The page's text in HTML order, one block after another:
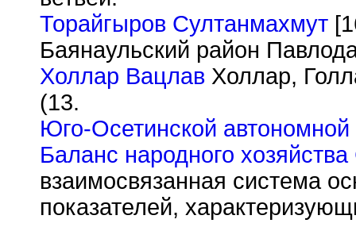
Торайгыров Султанмахмут
Баянаульский район
Холлар Вацлав Холлар,
(13.
Юго-Осетинской автономной
Баланс народного
взаимосвязанная система
показателей,